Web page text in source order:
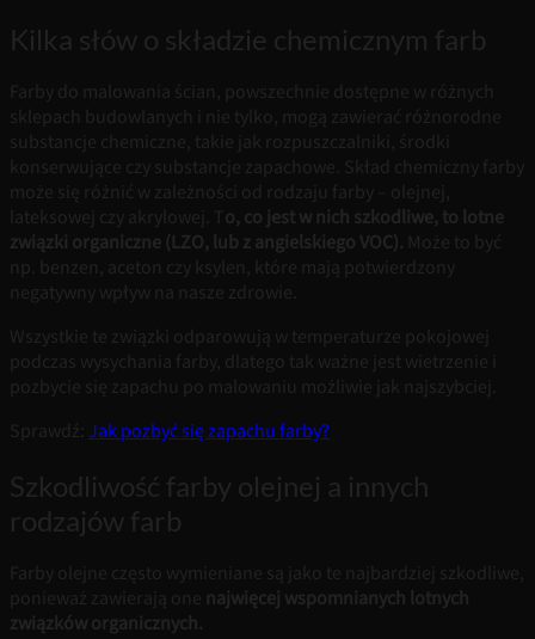
Kilka słów o składzie chemicznym farb
Farby do malowania ścian, powszechnie dostępne w różnych
sklepach budowlanych i nie tylko, mogą zawierać różnorodne
substancje chemiczne, takie jak rozpuszczalniki, środki
konserwujące czy substancje zapachowe. Skład chemiczny farby
może się różnić w zależności od rodzaju farby – olejnej,
lateksowej czy akrylowej. T o, co jest w nich szkodliwe, to lotne
związki organiczne (LZO, lub z angielskiego VOC). Może to być
np. benzen, aceton czy ksylen, które mają potwierdzony
negatywny wpływ na nasze zdrowie.
Wszystkie te związki odparowują w temperaturze pokojowej
podczas wysychania farby, dlatego tak ważne jest wietrzenie i
pozbycie się zapachu po malowaniu możliwie jak najszybciej.
Sprawdź: Jak pozbyć się zapachu farby?
Szkodliwość farby olejnej a innych
rodzajów farb
Farby olejne często wymieniane są jako te najbardziej szkodliwe,
ponieważ zawierają one najwięcej wspomnianych lotnych
związków organicznych.